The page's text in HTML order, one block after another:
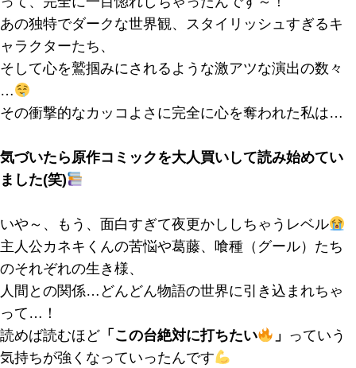
あの独特でダークな世界観、スタイリッシュすぎるキ
ャラクターたち、
そして心を鷲掴みにされるような激アツな演出の数々
…
その衝撃的なカッコよさに完全に心を奪われた私は…
気づいたら原作コミックを大人買いして読み始めてい
ました(笑)
いや～、もう、面白すぎて夜更かししちゃうレベル
主人公カネキくんの苦悩や葛藤、喰種（グール）たち
のそれぞれの生き様、
人間との関係…どんどん物語の世界に引き込まれちゃ
って…！
読めば読むほど 「この台絶対に打ちたい 」 っていう
気持ちが強くなっていったんです